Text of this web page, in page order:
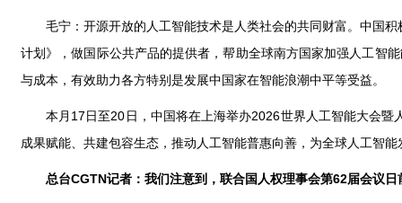
毛宁：开源开放的人工智能技术是人类社会的共同财富。中国
计划》，做国际公共产品的提供者，帮助全球南方国家加强人工智
与成本，有效助力各方特别是发展中国家在智能浪潮中平等受益。
本月17日至20日，中国将在上海举办2026世界人工智能大会
成果赋能、共建包容生态，推动人工智能普惠向善，为全球人工智
总台CGTN记者：我们注意到，联合国人权理事会第62届会议